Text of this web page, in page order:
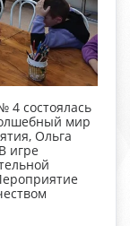
состоялась
мир
Ольга
игре